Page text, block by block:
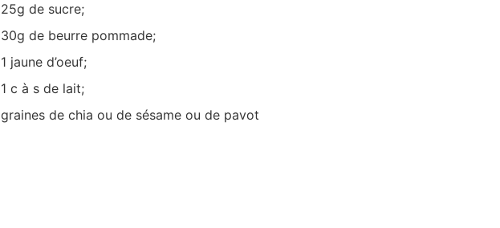
25g de sucre;
30g de beurre pommade;
1 jaune d’oeuf;
1 c à s de lait;
graines de chia ou de sésame ou de pavot